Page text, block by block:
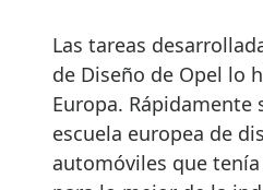
Las tareas
de Diseño de Opel lo
Europa. Rápidamente
escuela europea de
automóviles que